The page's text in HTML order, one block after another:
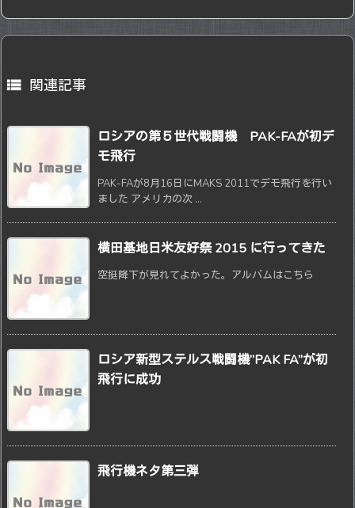
 関連記事
ロシアの第５世代戦闘機 PAK-FAが初デ
モ飛行
PAK-FAが8月16日にMAKS 2011でデモ飛行を行い
ました アメリカの次 ...
横田基地日米友好祭 2015 に行ってきた
空挺降下が見れてよかった。アルバムはこちら
ロシア新型ステルス戦闘機”PAK FA”が初
飛行に成功
飛行機ネタ第三弾